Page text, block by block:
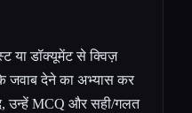
या डॉक्यूमेंट से क्विज़
देने का अभ्यास कर
उन्हें MCQ और सही/गलत